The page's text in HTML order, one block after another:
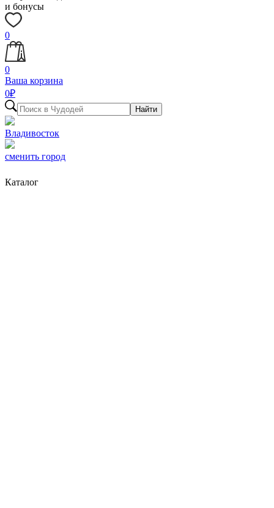
и бонусы
0
0
Ваша корзина
0₽
Найти
Владивосток
сменить город
Каталог